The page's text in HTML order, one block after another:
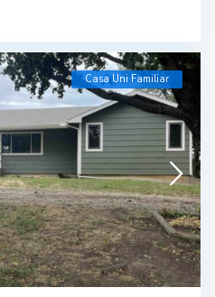
Casa Uni Familiar